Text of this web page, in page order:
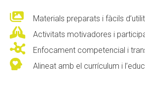
 Materials preparats i fàcils
 Activitats motivadores i
 Enfocament competencial i
 Alineat amb el currículum i
Proposta educativa
ACTUALITAT
Notícies